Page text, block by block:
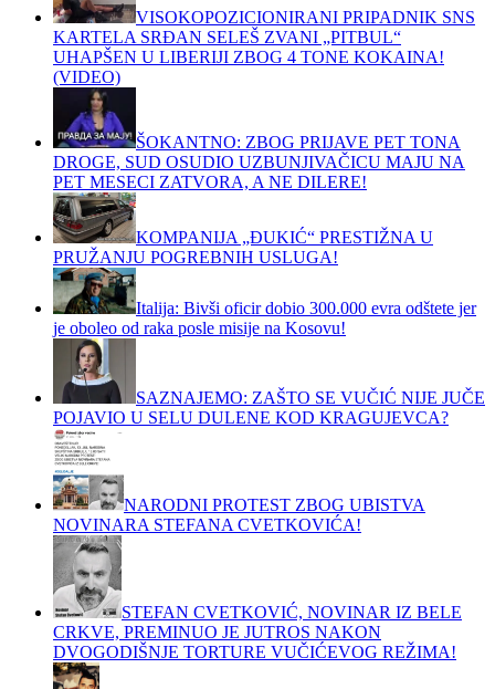
VISOKOPOZICIONIRANI PRIPADNIK SNS
KARTELA SRĐAN SELEŠ ZVANI „PITBUL“
UHAPŠEN U LIBERIJI ZBOG 4 TONE KOKAINA!
(VIDEO)
ŠOKANTNO: ZBOG PRIJAVE PET TONA
DROGE, SUD OSUDIO UZBUNJIVAČICU MAJU NA
PET MESECI ZATVORA, A NE DILERE!
KOMPANIJA „ĐUKIĆ“ PRESTIŽNA U
PRUŽANJU POGREBNIH USLUGA!
Italija: Bivši oficir dobio 300.000 evra odštete jer
je oboleo od raka posle misije na Kosovu!
SAZNAJEMO: ZAŠTO SE VUČIĆ NIJE JUČE
POJAVIO U SELU DULENE KOD KRAGUJEVCA?
NARODNI PROTEST ZBOG UBISTVA
NOVINARA STEFANA CVETKOVIĆA!
STEFAN CVETKOVIĆ, NOVINAR IZ BELE
CRKVE, PREMINUO JE JUTROS NAKON
DVOGODIŠNJE TORTURE VUČIĆEVOG REŽIMA!